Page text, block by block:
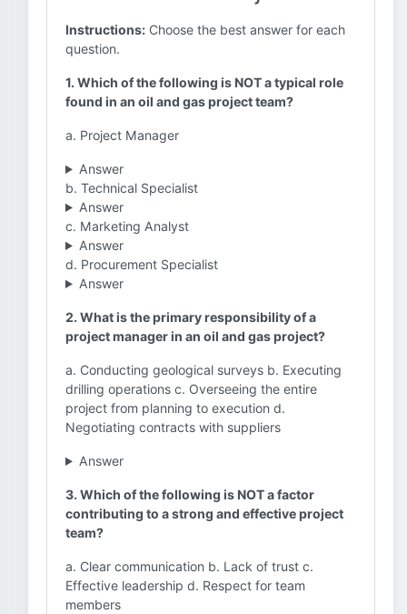
Instructions: Choose the best answer for each
question.
1. Which of the following is NOT a typical role
found in an oil and gas project team?
a. Project Manager
Answer
b. Technical Specialist
Answer
c. Marketing Analyst
Answer
d. Procurement Specialist
Answer
2. What is the primary responsibility of a
project manager in an oil and gas project?
a. Conducting geological surveys b. Executing
drilling operations c. Overseeing the entire
project from planning to execution d.
Negotiating contracts with suppliers
Answer
3. Which of the following is NOT a factor
contributing to a strong and effective project
team?
a. Clear communication b. Lack of trust c.
Effective leadership d. Respect for team
members